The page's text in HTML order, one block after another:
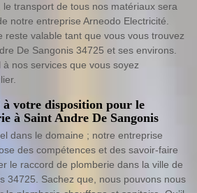
transport de tous nos matériaux sera
notre entreprise Arneodo Electricité.
reste valable tant que vous vous trouvez
De Sangonis 34725 et ses environs.
nos services que vous soyez
votre disposition pour le
à Saint Andre De Sangonis
dans le domaine ; notre entreprise
des compétences et des savoir-faire
le raccord de plomberie dans la ville de
34725. Sachez que, nous pouvons nous